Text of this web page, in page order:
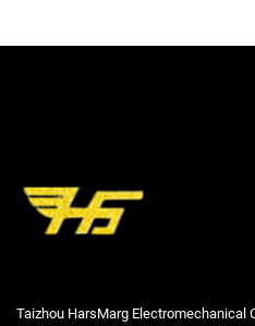
Taizhou HarsMarg Electromechanical